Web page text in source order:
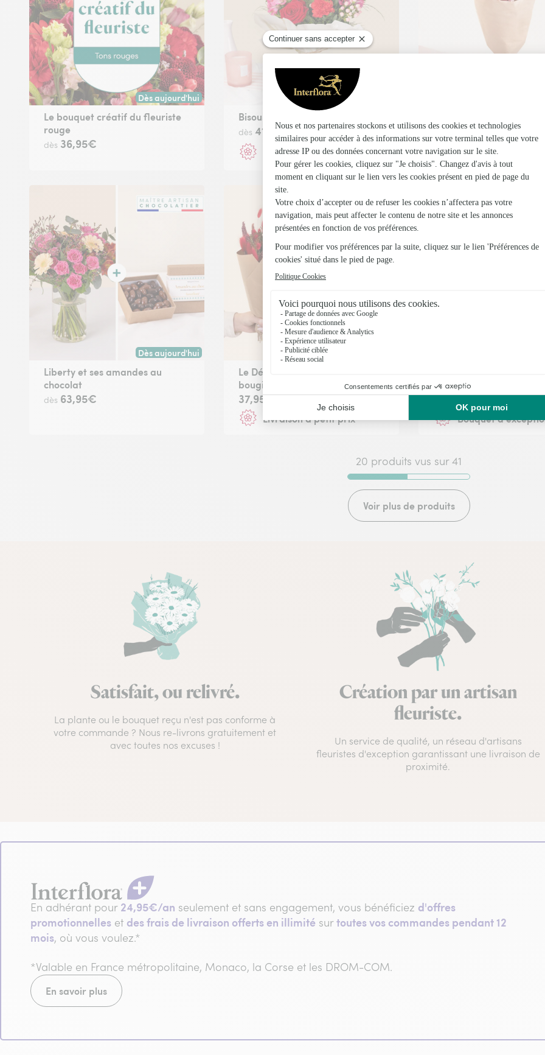
Dès aujourd'hui
Livraison dès aujourd'hui (pour toute commande passée avant 17h) ou à la date de votre choix.
Le bouquet créatif du fleuriste
rouge
dès 36,95€
Dès aujourd'hui
Livraison dès aujourd'hui (pour toute commande
Bisous et sa bulle d'eau
dès 41,95€
Canicule - Fraicheur
préservée
44,95€
Fleurs séchées
Dès aujourd'hui
Livraison dès aujourd'hui (pour toute commande passée avant 17h) ou à la date de votre choix.
Liberty et ses amandes au
chocolat
dès 63,95€
Le Délicat - Fleurs séchées,
bougie & carte
37,95€
Livraison à petit prix
Brassée de 101 roses
Max Havelaar
79,95€
Bouquet
20 produits vus sur 41
Voir plus de produits
Satisfait, ou relivré.
La plante ou le bouquet reçu n'est pas conforme à
votre commande ? Nous re-livrons gratuitement et
avec toutes nos excuses !
Création par un artisan
fleuriste.
Un service de qualité, un réseau d'artisans
fleuristes d'exception garantissant une livraison de
proximité.
En adhérant pour 24,95€/an seulement et sans engagement, vous bénéficiez d'offres
promotionnelles et des frais de livraison offerts en illimité surtoutes vos commandes pendant 12
mois, où vous voulez.*
*Valable en France métropolitaine, Monaco, la Corse et les DROM-COM.
En savoir plus